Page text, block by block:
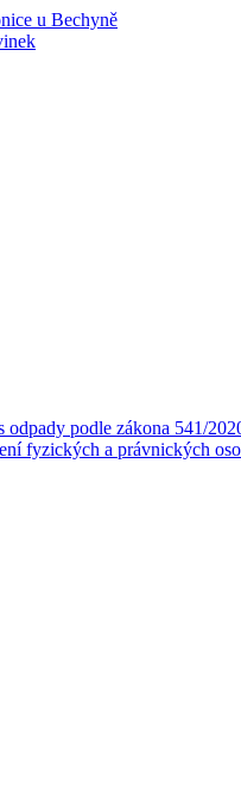
u Bechyně
odpady podle zákona 541/
fyzických a právnických